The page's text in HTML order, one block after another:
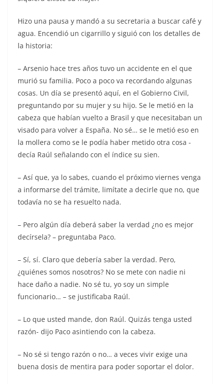
Hizo una pausa y mandó a su secretaria a buscar café y
agua. Encendió un cigarrillo y siguió con los detalles de
la historia:
– Arsenio hace tres años tuvo un accidente en el que
murió su familia. Poco a poco va recordando algunas
cosas. Un día se presentó aquí, en el Gobierno Civil,
preguntando por su mujer y su hijo. Se le metió en la
cabeza que habían vuelto a Brasil y que necesitaban un
visado para volver a España. No sé… se le metió eso en
la mollera como se le podía haber metido otra cosa -
decía Raúl señalando con el índice su sien.
– Así que, ya lo sabes, cuando el próximo viernes venga
a informarse del trámite, limítate a decirle que no, que
todavía no se ha resuelto nada.
– Pero algún día deberá saber la verdad ¿no es mejor
decírsela? – preguntaba Paco.
– Sí, sí. Claro que debería saber la verdad. Pero,
¿quiénes somos nosotros? No se mete con nadie ni
hace daño a nadie. No sé tu, yo soy un simple
funcionario… – se justificaba Raúl.
– Lo que usted mande, don Raúl. Quizás tenga usted
razón- dijo Paco asintiendo con la cabeza.
– No sé si tengo razón o no… a veces vivir exige una
buena dosis de mentira para poder soportar el dolor.